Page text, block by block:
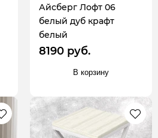
Айсберг Лофт 06
белый дуб крафт
белый
8190 руб.
В корзину